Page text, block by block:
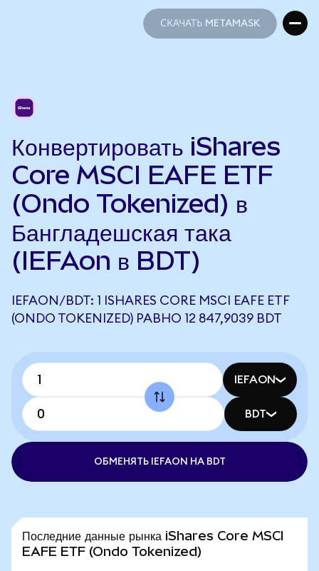
СКАЧАТЬ METAMASK
Конвертировать iShares
Core MSCI EAFE ETF
(Ondo Tokenized) в
Бангладешская така
(IEFAon в BDT)
IEFAON/BDT: 1 ISHARES CORE MSCI EAFE ETF
(ONDO TOKENIZED) РАВНО 12 847,9039 BDT
IEFAON
BDT
ОБМЕНЯТЬ IEFAON НА BDT
Последние данные рынка iShares Core MSCI
EAFE ETF (Ondo Tokenized)